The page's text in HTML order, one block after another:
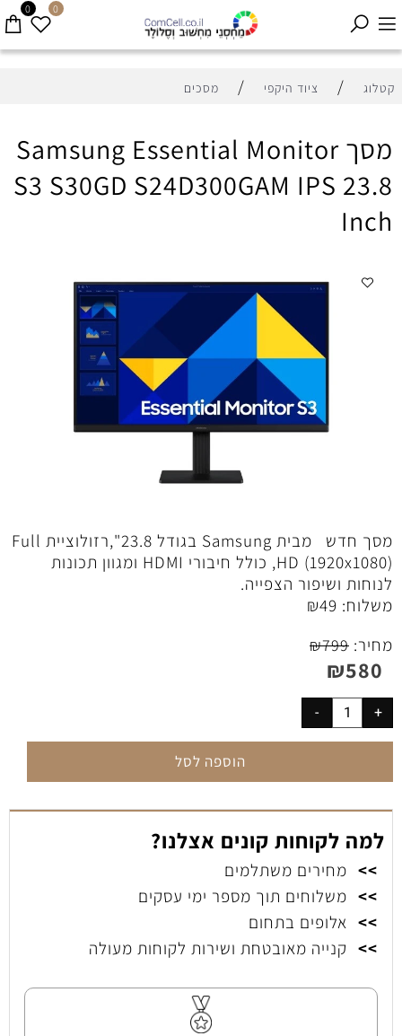
0 0
קטלוג / ציוד היקפי / מסכים
מסך Samsung Essential Monitor
S3 S30GD S24D300GAM IPS 23.8
Inch
מסך חדש
מבית Samsung בגודל 23.8'',רזולוציית Full
HD (1920x1080), כולל חיבורי HDMI ומגוון תכונות
לנוחות ושיפור הצפייה.
משלוח:
₪49
מחיר:
₪799
₪580
הוספה לסל
למה לקוחות קונים אצלנו?
>> מחירים משתלמים
>> משלוחים תוך מספר ימי עסקים
>> אלופים בתחום
>> קנייה מאובטחת ושירות לקוחות מעולה